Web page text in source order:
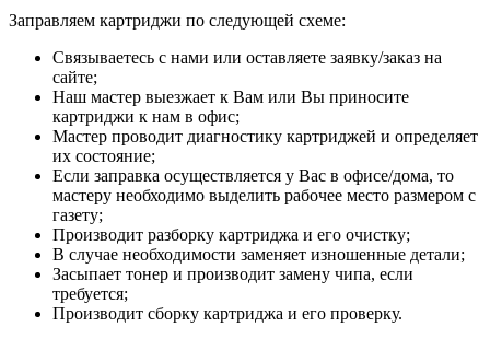
Заправляем картриджи по следующей схеме:
Связываетесь с нами или оставляете заявку/заказ на
сайте;
Наш мастер выезжает к Вам или Вы приносите
картриджи к нам в офис;
Мастер проводит диагностику картриджей и определяет
их состояние;
Если заправка осуществляется у Вас в офисе/дома, то
мастеру необходимо выделить рабочее место размером с
газету;
Производит разборку картриджа и его очистку;
В случае необходимости заменяет изношенные детали;
Засыпает тонер и производит замену чипа, если
требуется;
Производит сборку картриджа и его проверку.